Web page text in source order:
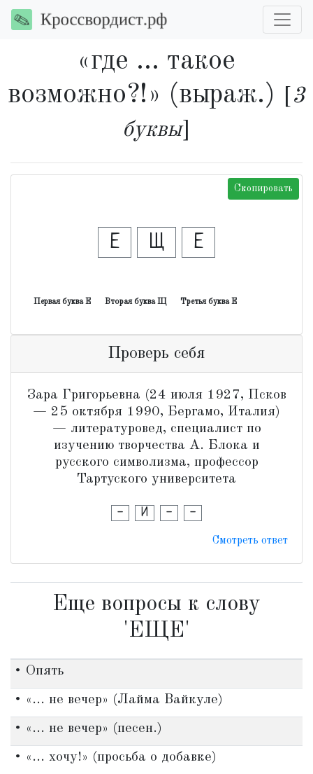
«где ... такое
возможно?!» (выраж.)
3
буквы]
Скопировать
Е Щ Е
Первая буква Е Вторая буква Щ Третья буква Е
Проверь себя
Зара Григорьевна (24 июля 1927, Псков
— 25 октября 1990, Бергамо, Италия)
— литературовед, специалист по
изучению творчества А. Блока и
русского символизма, профессор
Тартуского университета
- И - -
Смотреть ответ
Еще вопросы к слову
'ЕЩЕ'
• Опять
• «... не вечер» (Лайма Вайкуле)
• «... не вечер» (песен.)
• «... хочу!» (просьба о добавке)